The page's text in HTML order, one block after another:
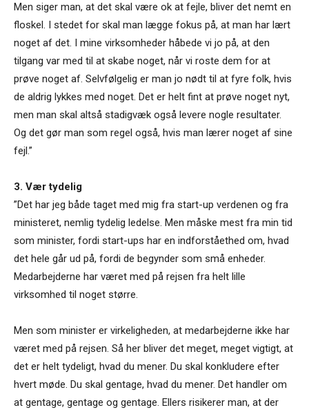
Men siger man, at det skal være ok at fejle, bliver det nemt en
floskel. I stedet for skal man lægge fokus på, at man har lært
noget af det. I mine virksomheder håbede vi jo på, at den
tilgang var med til at skabe noget, når vi roste dem for at
prøve noget af. Selvfølgelig er man jo nødt til at fyre folk, hvis
de aldrig lykkes med noget. Det er helt fint at prøve noget nyt,
men man skal altså stadigvæk også levere nogle resultater.
Og det gør man som regel også, hvis man lærer noget af sine
fejl.”
3. Vær tydelig
”Det har jeg både taget med mig fra start-up verdenen og fra
ministeret, nemlig tydelig ledelse. Men måske mest fra min tid
som minister, fordi start-ups har en indforståethed om, hvad
det hele går ud på, fordi de begynder som små enheder.
Medarbejderne har været med på rejsen fra helt lille
virksomhed til noget større.
Men som minister er virkeligheden, at medarbejderne ikke har
været med på rejsen. Så her bliver det meget, meget vigtigt, at
det er helt tydeligt, hvad du mener. Du skal konkludere efter
hvert møde. Du skal gentage, hvad du mener. Det handler om
at gentage, gentage og gentage. Ellers risikerer man, at der